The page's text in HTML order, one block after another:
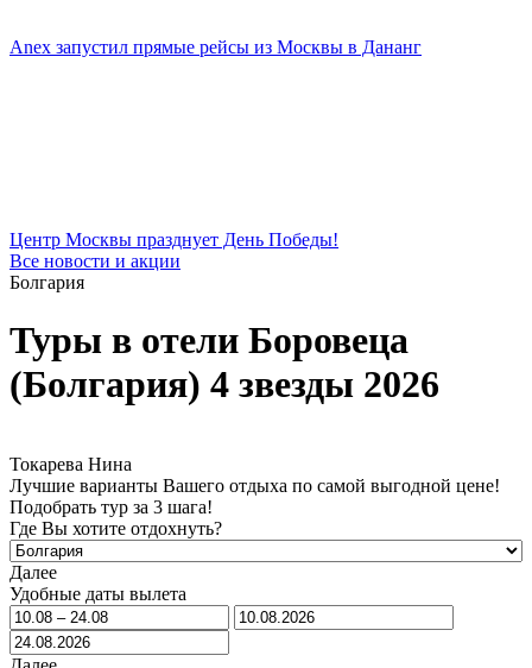
Anex запустил прямые рейсы из Москвы в Дананг
Центр Москвы празднует День Победы!
Все новости и акции
Болгария
Туры в отели Боровеца
(Болгария) 4 звезды 2026
Токарева Нина
Лучшие варианты Вашего отдыха по самой выгодной цене!
Подобрать тур за 3 шага!
Где Вы хотите отдохнуть?
Далее
Удобные даты вылета